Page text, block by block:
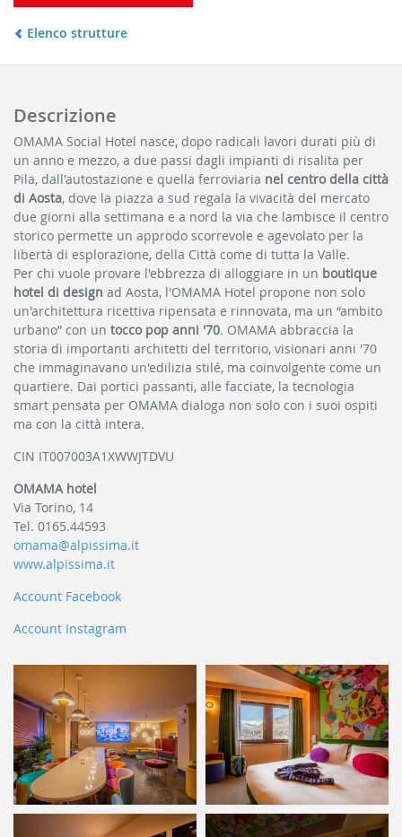
Elenco strutture
Descrizione
OMAMA Social Hotel nasce, dopo radicali lavori durati più di
un anno e mezzo, a due passi dagli impianti di risalita per
Pila, dall'autostazione e quella ferroviaria nel centro della città
di Aosta, dove la piazza a sud regala la vivacità del mercato
due giorni alla settimana e a nord la via che lambisce il centro
storico permette un approdo scorrevole e agevolato per la
libertà di esplorazione, della Città come di tutta la Valle.
Per chi vuole provare l'ebbrezza di alloggiare in un boutique
hotel di design ad Aosta, l'OMAMA Hotel propone non solo
un'architettura ricettiva ripensata e rinnovata, ma un “ambito
urbano” con un tocco pop anni '70. OMAMA abbraccia la
storia di importanti architetti del territorio, visionari anni '70
che immaginavano un'edilizia stilé, ma coinvolgente come un
quartiere. Dai portici passanti, alle facciate, la tecnologia
smart pensata per OMAMA dialoga non solo con i suoi ospiti
ma con la città intera.
CIN IT007003A1XWWJTDVU
OMAMA hotel
Via Torino, 14
Tel. 0165.44593
omama@alpissima.it
www.alpissima.it
Account Facebook
Account Instagram